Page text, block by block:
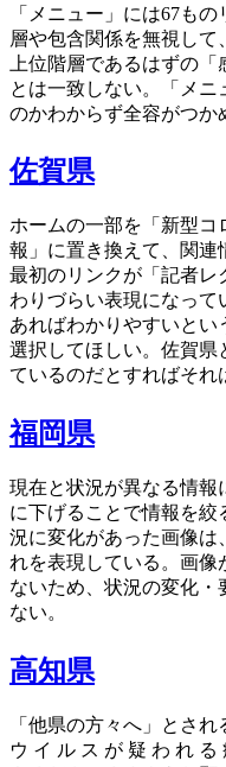
「メニュー」には67も
層や包含関係を無視して
上位階層であるはずの
とは一致しない。「メ
のかわからず全容がつか
佐賀県
ホームの一部を「新型
報」に置き換えて、関連
最初のリンクが「記者レ
わりづらい表現になっ
あればわかりやすいとい
選択してほしい。佐賀県
ているのだとすればそれ
福岡県
現在と状況が異なる情報
に下げることで情報を絞
況に変化があった画像は
れを表現している。画像
ないため、状況の変化・
ない。
高知県
「他県の方々へ」とさ
ウ イ ル ス が 疑 わ れ